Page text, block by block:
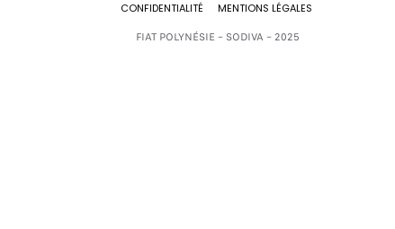
CONFIDENTIALITÉ
MENTIONS LÉGALES
FIAT POLYNÉSIE – SODIVA – 2025